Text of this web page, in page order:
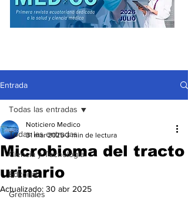
Entrada
Todas las entradas
Ciencia y Tecnología
Editorial
Gremiales
Todas las entradas
Microbioma del tracto
urinario
Noticiero Medico
31 mar 2025 3 min de lectura
Actualizado: 30 abr 2025